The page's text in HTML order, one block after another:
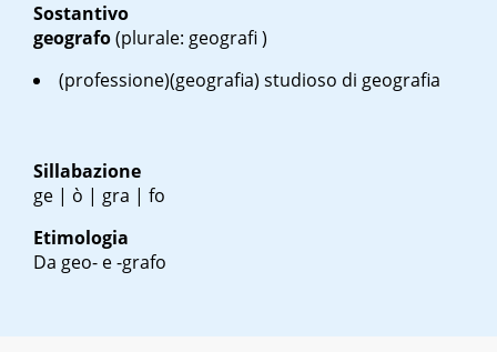
Sostantivo
geografo(plurale: geografi )
(professione)(geografia) studioso di geografia
Sillabazione
ge | ò | gra | fo
Etimologia
Da geo- e -grafo